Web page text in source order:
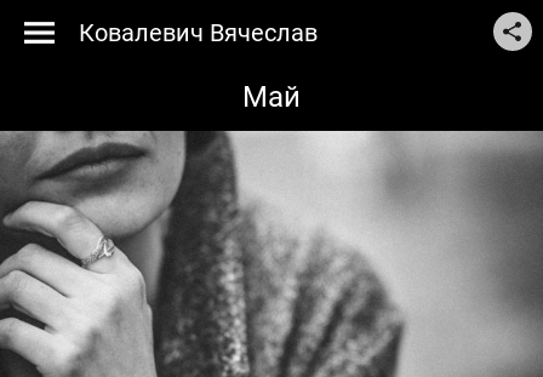
Ковалевич Вячеслав
Май